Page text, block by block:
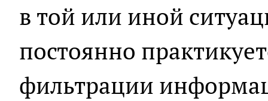
в той или иной
постоянно
фильтрации